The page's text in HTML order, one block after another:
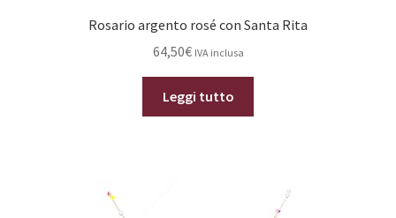
Rosario argento rosé con Santa Rita
64,50€ IVA inclusa
Leggi tutto